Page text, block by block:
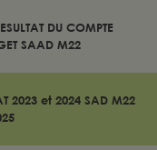
DU COMPTE
SAAD M22
2023 et 2024 SAD M22